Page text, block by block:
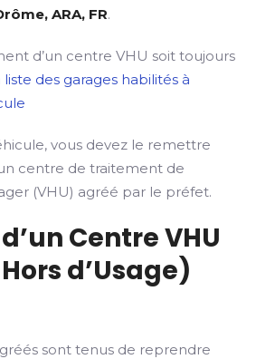
ARA, FR.
d’un centre VHU soit toujours
des garages habilités à
vous devez le remettre
centre de traitement de
(VHU) agréé par le préfet.
Centre VHU
d’Usage)
sont tenus de reprendre